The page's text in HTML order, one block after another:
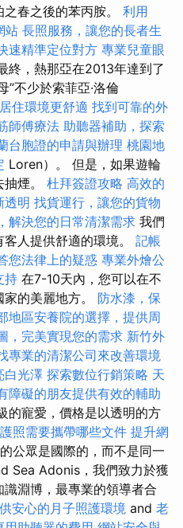
春之後的苯丙胺。 利用
站 長照服務，讓您的長者生
速精準定位對方 專業兒童眼
終，熱那亞在2013年達到了
”不少於索菲亞·洛倫
住環境更舒適 找到可靠的外
師傅療法 助聽器補助，探索
台胞證的申請與辦理 桃園地
Loren）。 但是，如果遊輪
煙。 杜拜簽證攻略 高效的
透明 找貨運行，讓您的貨物
解決您的日常清潔需求 我們
人提供舒適的環境。 記帳
您法律上的疑惑 專業外燴公
持 在7-10天內，您可以在不
的美麗地方。 防水漆，保
地區安養院的選擇，提供周
，完美實現您的需求 新竹外
專業的清潔公司來改善環境
白光澤 探索數位行銷策略 天
障礙的朋友提供有效的輔助
的寵愛，價格是以透明的方
照需要攜帶哪些文件 提升網
公眾是國際的，而不是同一
Sea Adonis，我們致力於獲
淵博，最專業的領導者合
安心的月子照護環境 and 老